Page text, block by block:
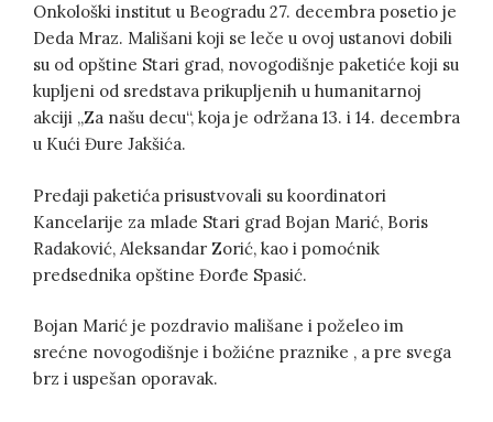
Onkološki institut u Beogradu 27. decembra posetio je
Deda Mraz. Mališani koji se leče u ovoj ustanovi dobili
su od opštine Stari grad, novogodišnje paketiće koji su
kupljeni od sredstava prikupljenih u humanitarnoj
akciji „Za našu decu“, koja je održana 13. i 14. decembra
u Kući Đure Jakšića.
Predaji paketića prisustvovali su koordinatori
Kancelarije za mlade Stari grad Bojan Marić, Boris
Radaković, Aleksandar Zorić, kao i pomoćnik
predsednika opštine Đorđe Spasić.
Bojan Marić je pozdravio mališane i poželeo im
srećne novogodišnje i božićne praznike , a pre svega
brz i uspešan oporavak.